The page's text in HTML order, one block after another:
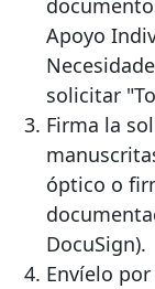
Apoyo
solicitar
Firma la
óptico o
DocuSign).
Envíelo